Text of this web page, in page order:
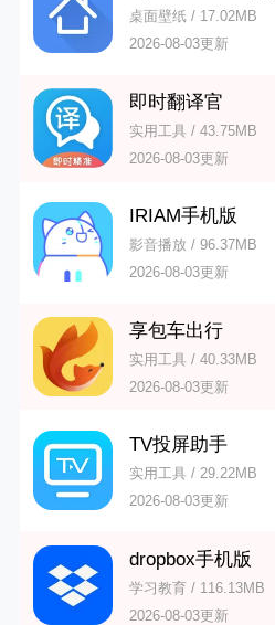
桌面壁纸 / 17.02MB
2026-08-03更新
即时翻译官
实用工具 / 43.75MB
2026-08-03更新
IRIAM手机版
影音播放 / 96.37MB
2026-08-03更新
享包车出行
实用工具 / 40.33MB
2026-08-03更新
TV投屏助手
实用工具 / 29.22MB
2026-08-03更新
dropbox手机版
学习教育 / 116.13MB
2026-08-03更新